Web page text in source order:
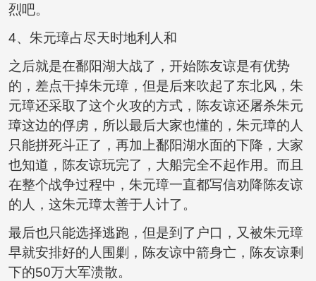
烈吧。
4、朱元璋占尽天时地利人和
之后就是在鄱阳湖大战了，开始陈友谅是有优势
的，差点干掉朱元璋，但是后来吹起了东北风，朱
元璋还采取了这个火攻的方式，陈友谅还屠杀朱元
璋这边的俘虏，所以最后大家也懂的，朱元璋的人
只能拼死斗正了，再加上鄱阳湖水面的下降，大家
也知道，陈友谅玩完了，大船完全不起作用。而且
在整个战争过程中，朱元璋一直都写信劝降陈友谅
的人，这朱元璋太善于人计了。
最后也只能选择逃跑，但是到了户口，又被朱元璋
早就安排好的人围剿，陈友谅中箭身亡，陈友谅剩
下的50万大军溃散。